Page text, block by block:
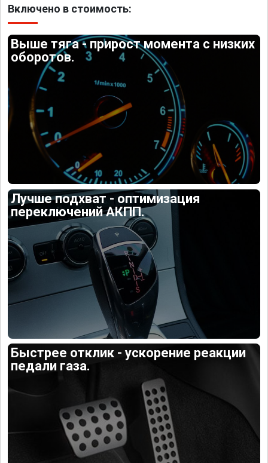
Включено в стоимость:
Выше тяга - прирост момента с низких
оборотов.
Лучше подхват - оптимизация
переключений АКПП.
Быстрее отклик - ускорение реакции
педали газа.